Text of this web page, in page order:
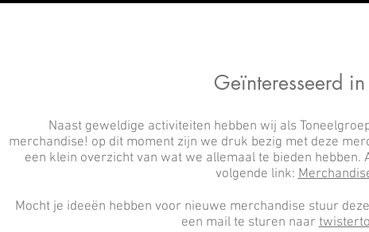
Geïnteresseerd
Naast geweldige activiteiten hebben wij als
merchandise! op dit moment zijn we druk bezig met deze
een klein overzicht van wat we allemaal te bieden
volgende link:
Mocht je ideeën hebben voor nieuwe merchandise stuur
een mail te sturen naar